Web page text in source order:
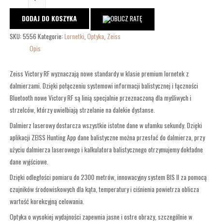
DODAJ DO KOSZYKA
SKU: 5556 Kategorie: Lornetki Optyka Zeiss
Opis
Zeiss Victory RF wyznaczają nowe standardy w klasie premium lornetek z
dalmierzami. Dzięki połączeniu systemowi informacji balistycznej i łączności
Bluetooth nowe Victory RF są linią specjalnie przeznaczoną dla myśliwych i
strzelców, którzy uwielbiają strzelanie na dalekie dystanse.
Dalmierz laserowy dostarcza wszystkie istotne dane w ułamku sekundy. Dzięki
aplikacji ZEISS Hunting App dane balistyczne można przesłać do dalmierza, przy
użyciu dalmierza laserowego i kalkulatora balistycznego otrzymujemy dokładne
dane wyjściowe.
Dzięki odległości pomiaru do 2300 metrów, innowacyjny system BIS II za pomocą
czujników środowiskowych dla kąta, temperatury i ciśnienia powietrza oblicza
wartość korekcyjną celowania.
Optyka o wysokiej wydajności zapewnia jasne i ostre obrazy, szczególnie w